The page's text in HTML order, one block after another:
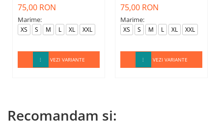
75,00 RON
Marime:
XS S M L XL XXL
VEZI VARIANTE
75,00 RON
Marime:
XS S M L XL XXL
VEZI VARIANTE
Recomandam si: